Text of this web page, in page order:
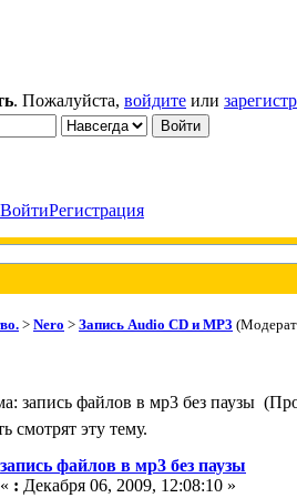
. Пожалуйста, войдите или
ВойтиРегистрация
> Nero > Запись Audio CD и MP3
запись файлов в мр3 без паузы
смотрят эту тему.
запись файлов в мр3 без паузы
« : Декабря 06, 2009, 12:08:10 »